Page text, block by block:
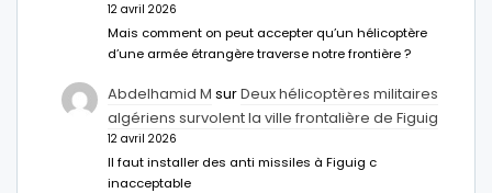
12 avril 2026
Mais comment on peut accepter qu’un hélicoptère
d’une armée étrangère traverse notre frontière ?
Abdelhamid M surDeux hélicoptères militaires
algériens survolent la ville frontalière de Figuig
12 avril 2026
Il faut installer des anti missiles à Figuig c
inacceptable